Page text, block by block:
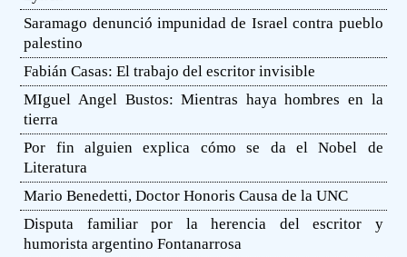
Saramago denunció impunidad de Israel contra pueblo
palestino
Fabián Casas: El trabajo del escritor invisible
MIguel Angel Bustos: Mientras haya hombres en la
tierra
Por fin alguien explica cómo se da el Nobel de
Literatura
Mario Benedetti, Doctor Honoris Causa de la UNC
Disputa familiar por la herencia del escritor y
humorista argentino Fontanarrosa